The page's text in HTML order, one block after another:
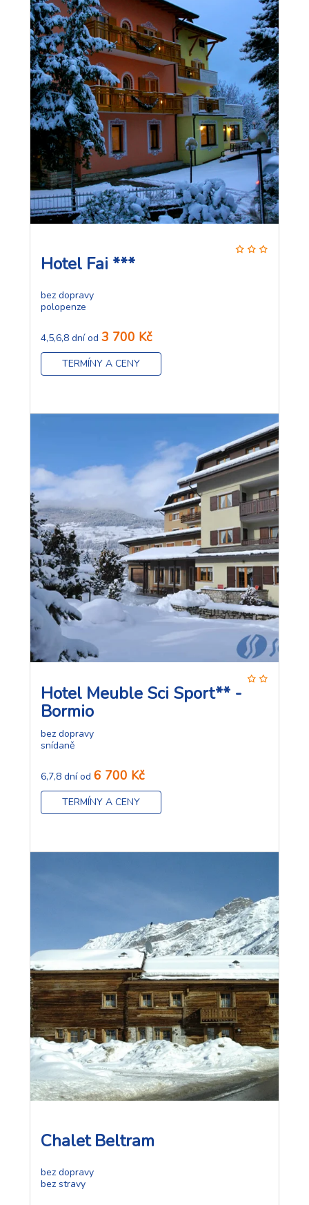
Hotel Fai ***
bez dopravy
polopenze
4,5,6,8 dní od 3 700 Kč
TERMÍNY A CENY
Hotel Meuble Sci Sport** -
Bormio
bez dopravy
snídaně
6,7,8 dní od 6 700 Kč
TERMÍNY A CENY
Chalet Beltram
bez dopravy
bez stravy